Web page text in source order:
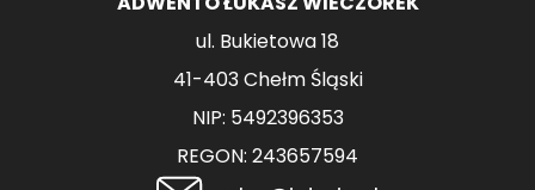
ul. Bukietowa 18
41-403 Chełm Śląski
NIP: 5492396353
REGON: 243657594